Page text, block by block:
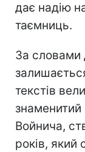
дає надію
таємниць.
За словами
текстів
Войнича,
років, який